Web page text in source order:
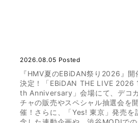
2026.08.05 Posted
『HMV夏のEBiDAN祭り2026』開
決定！「EBiDAN THE LIVE 2026
th Anniversary」会場にて、デコ
チャの販売やスペシャル抽選会を開
催！さらに、「Yes! 東京」発売を